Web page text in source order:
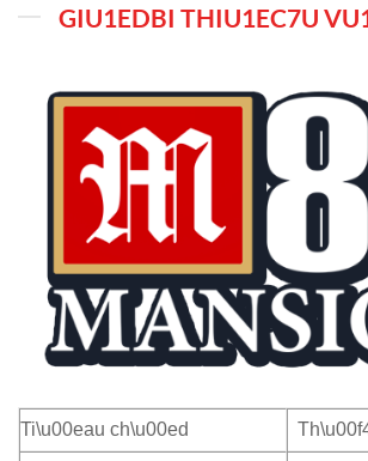
GIU1EDBI THIU1EC7U
Ti\u00eau ch\u00ed